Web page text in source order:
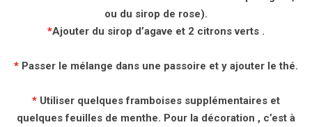
ou du sirop de rose).
*Ajouter du sirop d’agave et 2 citrons verts .
* Passer le mélange dans une passoire et y ajouter le thé.
* Utiliser quelques framboises supplémentaires et
quelques feuilles de menthe. Pour la décoration , c’est à